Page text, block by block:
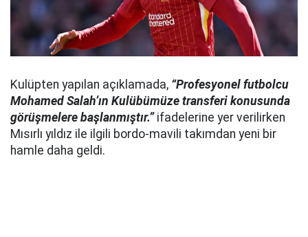
Kulüpten yapılan açıklamada, “Profesyonel futbolcu
Mohamed Salah’ın Kulübümüze transferi konusunda
görüşmelere başlanmıştır.”ifadelerine yer verilirken
Mısırlı yıldız ile ilgili bordo-mavili takımdan yeni bir
hamle daha geldi.